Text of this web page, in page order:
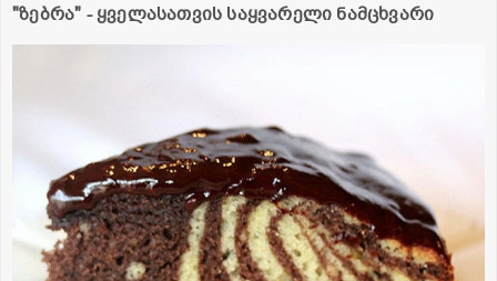
"ზებრა" - ყველასათვის საყვარელი ნამცხვარი